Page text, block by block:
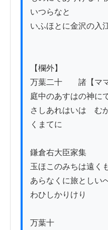
いつらなと
いふほとに金沢の入
【欄外】
万葉二十　　諸【マ
庭中のあすはの神に
さしあれはいはゝむ
くまてに
鎌倉右大臣家集
玉ほこのみちは遠く
あらなくに旅としい
わひしかりけり
万葉十